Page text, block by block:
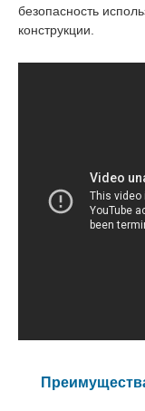
безопасность
конструкции.